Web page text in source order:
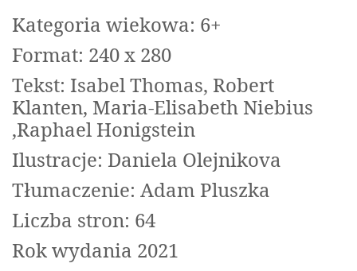
Kategoria wiekowa: 6+
Format: 240 x 280
Tekst: Isabel Thomas, Robert
Klanten, Maria-Elisabeth Niebius
,Raphael Honigstein
Ilustracje: Daniela Olejnikova
Tłumaczenie: Adam Pluszka
Liczba stron: 64
Rok wydania 2021